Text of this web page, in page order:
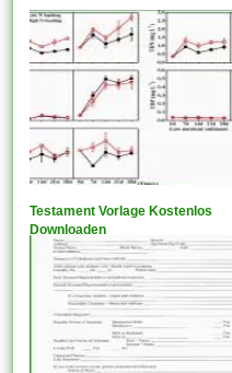
Testament Vorlage Kostenlos
Downloaden